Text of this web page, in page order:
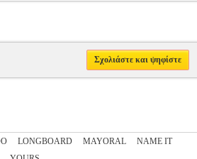
Σχολιάστε και ψηφίστε
LONGBOARD MAYORAL
NAME IT